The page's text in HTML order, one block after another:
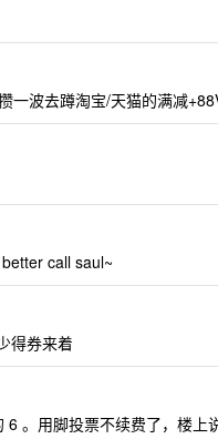
一波去蹲淘宝/天猫的满减
call saul~
得券来着
。用脚投票不续费了，楼上